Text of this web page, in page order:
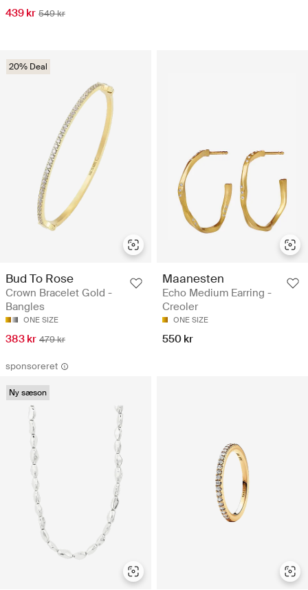
439 kr 549 kr
20% Deal
Bud To Rose
Crown Bracelet Gold -
Bangles
ONE SIZE
383 kr 479 kr
Maanesten
Echo Medium Earring -
Creoler
ONE SIZE
550 kr
sponsoreret
Ny sæson